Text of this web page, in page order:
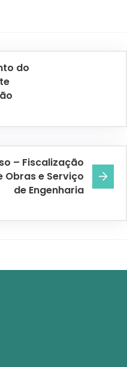
do
– Fiscalização
Obras e Serviço
de Engenharia